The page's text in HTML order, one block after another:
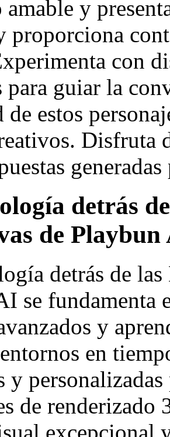
y
proporciona
con
para guiar la
de estos
Disfruta
detrás
de Playbun
detrás de
se fundamenta
y
en
y
de renderizado